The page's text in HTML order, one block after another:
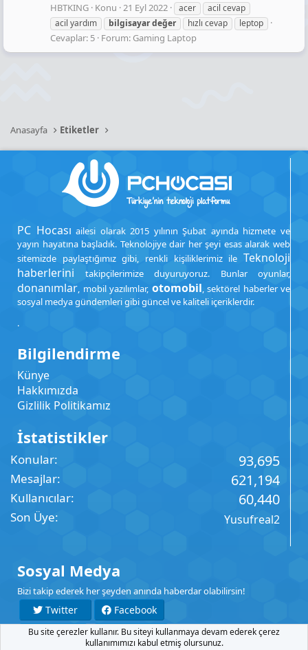
HBTKING Konu 21 Eyl 2022 acer
acil cevap
acil yardım
bilgisayardeğer hızlı cevap leptop
Cevaplar: 5 Forum: Gaming Laptop
Anasayfa Etiketler
PC Hocası ailesi olarak 2015 yılının Şubat ayında hizmete ve
yayın hayatına başladık. Teknolojiye dair her şeyi esas alarak web
sitemizde paylaştığımız gibi, renkli kişiliklerimiz ile Teknoloji
haberlerini takipçilerimize duyuruyoruz. Bunlar oyunlar,
donanımlar, mobil yazılımlar, otomobil, sektörel haberler ve
sosyal medya gündemleri gibi güncel ve kaliteli içeriklerdir.
.
Bilgilendirme
Künye
Hakkımızda
Gizlilik Politikamız
İstatistikler
Konular 93,695
Mesajlar 621,194
Kullanıcılar 60,440
Son Üye Yusufreal2
Sosyal Medya
Bizi takip ederek her şeyden anında haberdar olabilirsin!
Twitter
Facebook
YouTube
Instagram
Bu site çerezler kullanır. Bu siteyi kullanmaya devam ederek çerez
kullanımımızı kabul etmiş olursunuz.